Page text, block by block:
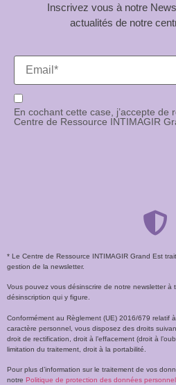
Inscrivez vous à notre
actualités de notre
En cochant cette case, j’accepte de
Centre de Ressource INTIMAGIR
* Le Centre de Ressource INTIMAGIR Grand Est
gestion de la newsletter.
Vous pouvez vous désinscrire de notre newsletter à
désinscription qui y figure.
Conformément au Règlement (UE) 2016/679 relatif
caractère personnel, vous disposez des droits
droit de rectification, droit à l’effacement (droit à
limitation du traitement, droit à la portabilité.
Pour plus d’information sur le traitement de vos
notre Politique de protection des données